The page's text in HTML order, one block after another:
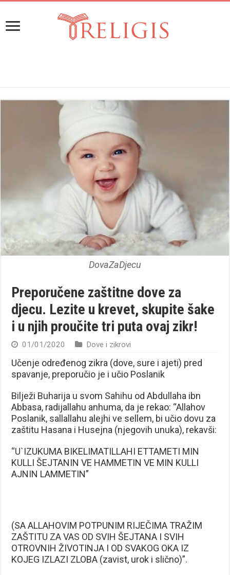
DovaZaDjecu
Preporučene zaštitne dove za
djecu. Lezite u krevet, skupite šake
i u njih proučite tri puta ovaj zikr!
01/01/2020 Dove i zikrovi
Učenje određenog zikra (dove, sure i ajeti) pred
spavanje, preporučio je i učio Poslanik
Bilježi Buharija u svom Sahihu od Abdullaha ibn
Abbasa, radijallahu anhuma, da je rekao: “Allahov
Poslanik, sallallahu alejhi ve sellem, bi učio dovu za
zaštitu Hasana i Husejna (njegovih unuka), rekavši:
“U`IZUKUMA BIKELIMATILLAHI ETTAMETI MIN
KULLI ŠEJTANIN VE HAMMETIN VE MIN KULLI
AJNIN LAMMETIN”
(SA ALLAHOVIM POTPUNIM RIJEČIMA TRAŽIM
ZAŠTITU ZA VAS OD SVIH ŠEJTANA I SVIH
OTROVNIH ŽIVOTINJA I OD SVAKOG OKA IZ
KOJEG IZLAZI ZLOBA (zavist, urok i slično)”.